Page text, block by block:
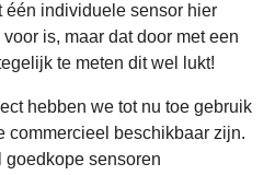
één individuele sensor hier
is, maar dat door met een
te meten dit wel lukt!
hebben we tot nu toe gebruik
commercieel beschikbaar zijn.
goedkope sensoren